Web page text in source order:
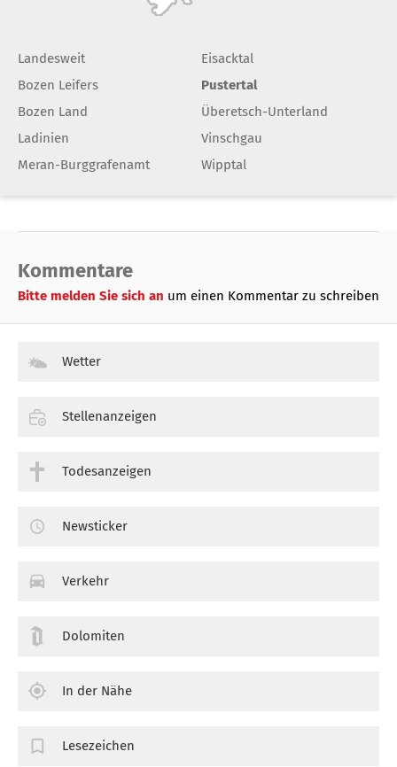
Landesweit
Bozen Leifers
Bozen Land
Ladinien
Meran-Burggrafenamt
Eisacktal
Pustertal
Überetsch-Unterland
Vinschgau
Wipptal
Kommentare
Bitte melden Sie sich an um einen Kommentar zu schreiben
Wetter
Stellenanzeigen
Todesanzeigen
Newsticker
Verkehr
Dolomiten
In der Nähe
Lesezeichen